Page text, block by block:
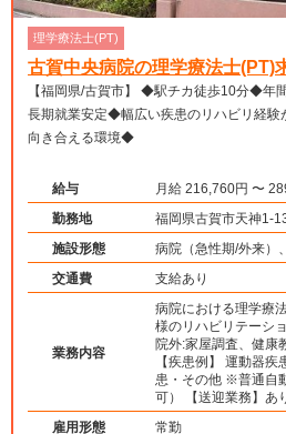
理学療法士(PT)
古賀中央病院の理学療法士(PT)
【福岡県/古賀市】 ◆駅チカ徒歩10分◆年間休日108日◆福利厚生充実で
長期就業安定◆幅広い疾患のリハビリ経
向き合える環境◆
給与
月給
勤務地
福岡県古賀市天神1-
施設形態
病院（急性期/外来）
ア）
交通費 支給あり
業務内容
病院における理学療
様のリハビリテーシ
院外:家屋調査、健康
【疾患例】 運動器
患・その他 ※普通自
可） 【送迎業務】あ
雇用形態
常勤